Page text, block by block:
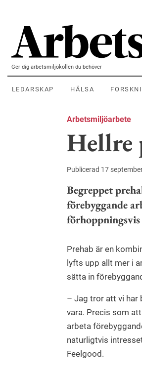
Ger dig arbetsmiljökollen du behöver
LEDARSKAP HÄLSA
Arbetsmiljöarbete
Hellre
Publicerad 17
Begreppet
förebyggande
Prehab är en
lyfts upp allt mer i
sätta in
– Jag tror att vi har
vara. Precis som
arbeta
naturligtvis
Feelgood.